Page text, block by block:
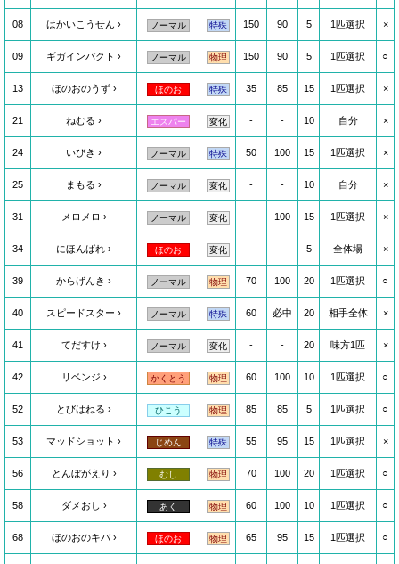
08 はかいこうせん ノーマル 特殊 150 90 5 1匹選択 ×
09 ギガインパクト ノーマル 物理 150 90 5 1匹選択 ○
13 ほのおのうず ほのお 特殊 35 85 15 1匹選択 ×
21 ねむる エスパー 変化 - - 10 自分 ×
24 いびき ノーマル 特殊 50 100 15 1匹選択 ×
25 まもる ノーマル 変化 - - 10 自分 ×
31 メロメロ ノーマル 変化 - 100 15 1匹選択 ×
34 にほんばれ ほのお 変化 - - 5 全体場 ×
39 からげんき ノーマル 物理 70 100 20 1匹選択 ○
40 スピードスター ノーマル 特殊 60 必中 20 相手全体 ×
41 てだすけ ノーマル 変化 - - 20 味方1匹 ×
42 リベンジ かくとう 物理 60 100 10 1匹選択 ○
52 とびはねる ひこう 物理 85 85 5 1匹選択 ○
53 マッドショット じめん 特殊 55 95 15 1匹選択 ×
56 とんぼがえり むし 物理 70 100 20 1匹選択 ○
58 ダメおし あく 物理 60 100 10 1匹選択 ○
68 ほのおのキバ ほのお 物理 65 95 15 1匹選択 ○